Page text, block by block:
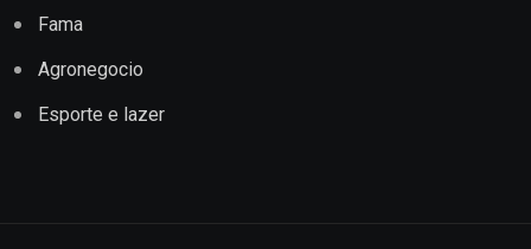
Fama
Agronegocio
Esporte e lazer